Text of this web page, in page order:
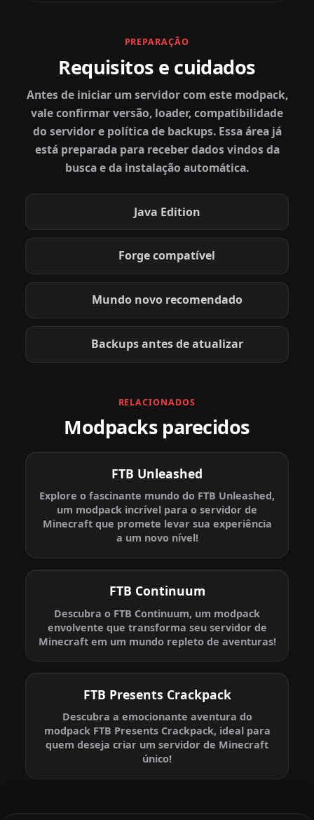
PREPARAÇÃO
Requisitos e cuidados
Antes de iniciar um servidor com este modpack,
vale confirmar versão, loader, compatibilidade
do servidor e política de backups. Essa área já
está preparada para receber dados vindos da
busca e da instalação automática.
Java Edition
Forge compatível
Mundo novo recomendado
Backups antes de atualizar
RELACIONADOS
Modpacks parecidos
FTB Unleashed
Explore o fascinante mundo do FTB Unleashed,
um modpack incrível para o servidor de
Minecraft que promete levar sua experiência
a um novo nível!
FTB Continuum
Descubra o FTB Continuum, um modpack
envolvente que transforma seu servidor de
Minecraft em um mundo repleto de aventuras!
FTB Presents Crackpack
Descubra a emocionante aventura do
modpack FTB Presents Crackpack, ideal para
quem deseja criar um servidor de Minecraft
único!